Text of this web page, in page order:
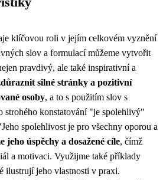
klíčovou roli v jejím celkovém vyznění
slov a formulací můžeme vytvořit
pravdivý, ale také inspirativní a
silné stránky a pozitivní
osoby, a to s použitím slov s
strohého konstatování "je spolehlivý"
spolehlivost je pro všechny oporou a
jeho úspěchy a dosažené cíle, čímž
a motivaci. Využijme také příklady
ilustrují jeho vlastnosti v praxi.